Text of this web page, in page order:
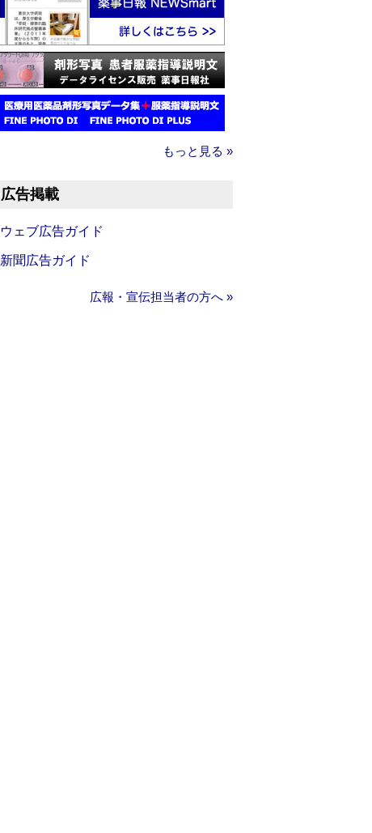
もっと見る »
広告掲載
ウェブ広告ガイド
新聞広告ガイド
広報・宣伝担当者の方へ »